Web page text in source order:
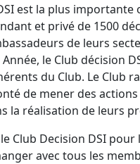
est la plus
et privé de 1500
de leurs
le Club décision
du Club. Le Club
de mener des
la réalisation de leurs
Club Decision DSI
avec tous les